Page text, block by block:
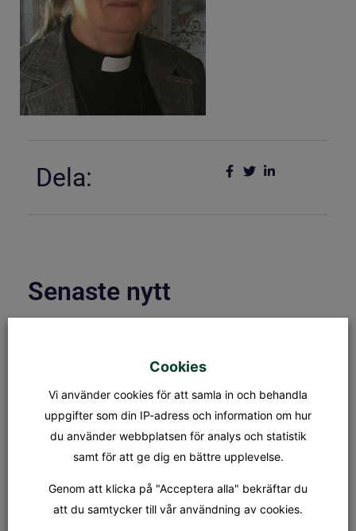
Dela:
Senaste nytt
S:t Olofs kansli öppettider Måndag
– fredag: 08.00 – 15.00
Lunchstängt: 12.30 – 13.00 Fredag
31/7 stänger kansliet kl 12.00.
Kapellet Står öppet från och
MÄSSA
SÖNDAG 9 AUGUSTI KL.18.00
Tionde söndagen efter trefaldighet
Dagens tema: Nådens gåvor Präst:
Jan-Evert Petersson Musiker:
Cookies
Vi använder cookies för att samla in och behandla
uppgifter som din IP-adress och information om hur
du använder webbplatsen för analys och statistik
samt för att ge dig en bättre upplevelse.
Genom att klicka på "Acceptera alla" bekräftar du
att du samtycker till vår användning av cookies.